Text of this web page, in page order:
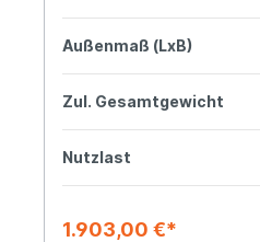
Außenmaß (LxB)
Zul. Gesamtgewicht
Nutzlast
1.903,00 €*